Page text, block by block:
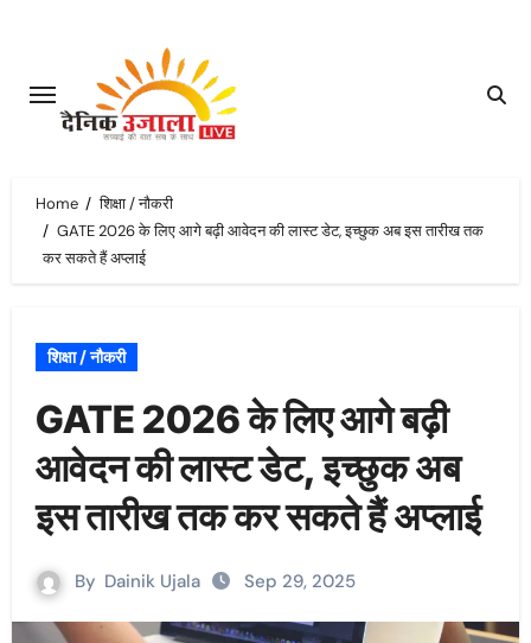
content
Home
शिक्षा / नौकरी
GATE 2026 के लिए आगे बढ़ी आवेदन की लास्ट डेट, इच्छुक अब इस तारीख तक
कर सकते हैं अप्लाई
शिक्षा / नौकरी
GATE 2026 के लिए आगे बढ़ी
आवेदन की लास्ट डेट, इच्छुक अब
इस तारीख तक कर सकते हैं अप्लाई
By Dainik Ujala Sep 29, 2025